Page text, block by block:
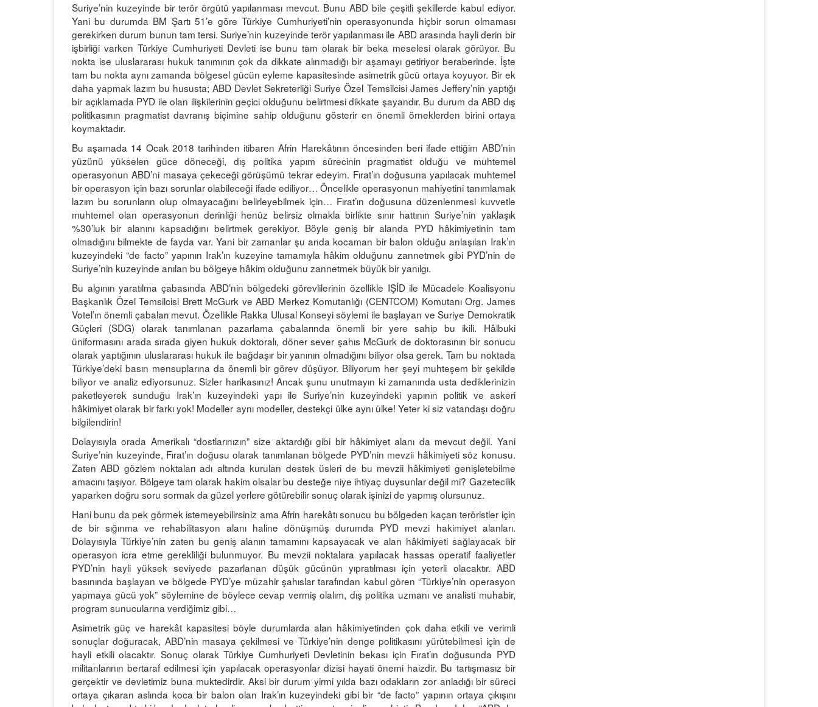
Suriye’nin kuzeyinde bir terör örgütü yapılanması mevcut. Bunu ABD bile çeşitli şekillerde kabul ediyor.
Yani bu durumda BM Şartı 51’e göre Türkiye Cumhuriyeti’nin operasyonunda hiçbir sorun olmaması
gerekirken durum bunun tam tersi. Suriye’nin kuzeyinde terör yapılanması ile ABD arasında hayli derin bir
işbirliği varken Türkiye Cumhuriyeti Devleti ise bunu tam olarak bir beka meselesi olarak görüyor. Bu
nokta ise uluslararası hukuk tanımının çok da dikkate alınmadığı bir aşamayı getiriyor beraberinde. İşte
tam bu nokta aynı zamanda bölgesel gücün eyleme kapasitesinde asimetrik gücü ortaya koyuyor. Bir ek
daha yapmak lazım bu hususta; ABD Devlet Sekreterliği Suriye Özel Temsilcisi James Jeffery’nin yaptığı
bir açıklamada PYD ile olan ilişkilerinin geçici olduğunu belirtmesi dikkate şayandır. Bu durum da ABD dış
politikasının pragmatist davranış biçimine sahip olduğunu gösterir en önemli örneklerden birini ortaya
koymaktadır.
Bu aşamada 14 Ocak 2018 tarihinden itibaren Afrin Harekâtının öncesinden beri ifade ettiğim ABD’nin
yüzünü yükselen güce döneceği, dış politika yapım sürecinin pragmatist olduğu ve muhtemel
operasyonun ABD’ni masaya çekeceği görüşümü tekrar edeyim. Fırat’ın doğusuna yapılacak muhtemel
bir operasyon için bazı sorunlar olabileceği ifade ediliyor… Öncelikle operasyonun mahiyetini tanımlamak
lazım bu sorunların olup olmayacağını belirleyebilmek için… Fırat’ın doğusuna düzenlenmesi kuvvetle
muhtemel olan operasyonun derinliği henüz belirsiz olmakla birlikte sınır hattının Suriye’nin yaklaşık
%30’luk bir alanını kapsadığını belirtmek gerekiyor. Böyle geniş bir alanda PYD hâkimiyetinin tam
olmadığını bilmekte de fayda var. Yani bir zamanlar şu anda kocaman bir balon olduğu anlaşılan Irak’ın
kuzeyindeki “de facto” yapının Irak’ın kuzeyine tamamıyla hâkim olduğunu zannetmek gibi PYD’nin de
Suriye’nin kuzeyinde anılan bu bölgeye hâkim olduğunu zannetmek büyük bir yanılgı.
Bu algının yaratılma çabasında ABD’nin bölgedeki görevlilerinin özellikle IŞİD ile Mücadele Koalisyonu
Başkanlık Özel Temsilcisi Brett McGurk ve ABD Merkez Komutanlığı (CENTCOM) Komutanı Org. James
Votel’ın önemli çabaları mevut. Özellikle Rakka Ulusal Konseyi söylemi ile başlayan ve Suriye Demokratik
Güçleri (SDG) olarak tanımlanan pazarlama çabalarında önemli bir yere sahip bu ikili. Hâlbuki
üniformasını arada sırada giyen hukuk doktoralı, döner sever şahıs McGurk de doktorasının bir sonucu
olarak yaptığının uluslararası hukuk ile bağdaşır bir yanının olmadığını biliyor olsa gerek. Tam bu noktada
Türkiye’deki basın mensuplarına da önemli bir görev düşüyor. Biliyorum her şeyi muhteşem bir şekilde
biliyor ve analiz ediyorsunuz. Sizler harikasınız! Ancak şunu unutmayın ki zamanında usta dediklerinizin
paketleyerek sunduğu Irak’ın kuzeyindeki yapı ile Suriye’nin kuzeyindeki yapının politik ve askeri
hâkimiyet olarak bir farkı yok! Modeller aynı modeller, destekçi ülke aynı ülke! Yeter ki siz vatandaşı doğru
bilgilendirin!
Dolayısıyla orada Amerikalı “dostlarınızın” size aktardığı gibi bir hâkimiyet alanı da mevcut değil. Yani
Suriye’nin kuzeyinde, Fırat’ın doğusu olarak tanımlanan bölgede PYD’nin mevzii hâkimiyeti söz konusu.
Zaten ABD gözlem noktaları adı altında kurulan destek üsleri de bu mevzii hâkimiyeti genişletebilme
amacını taşıyor. Bölgeye tam olarak hakim olsalar bu desteğe niye ihtiyaç duysunlar değil mi? Gazetecilik
yaparken doğru soru sormak da güzel yerlere götürebilir sonuç olarak işinizi de yapmış olursunuz.
Hani bunu da pek görmek istemeyebilirsiniz ama Afrin harekâtı sonucu bu bölgeden kaçan teröristler için
de bir sığınma ve rehabilitasyon alanı haline dönüşmüş durumda PYD mevzi hakimiyet alanları.
Dolayısıyla Türkiye’nin zaten bu geniş alanın tamamını kapsayacak ve alan hâkimiyeti sağlayacak bir
operasyon icra etme gerekliliği bulunmuyor. Bu mevzii noktalara yapılacak hassas operatif faaliyetler
PYD’nin hayli yüksek seviyede pazarlanan düşük gücünün yıpratılması için yeterli olacaktır. ABD
basınında başlayan ve bölgede PYD’ye müzahir şahıslar tarafından kabul gören “Türkiye’nin operasyon
yapmaya gücü yok” söylemine de böylece cevap vermiş olalım, dış politika uzmanı ve analisti muhabir,
program sunucularına verdiğimiz gibi…
Asimetrik güç ve harekât kapasitesi böyle durumlarda alan hâkimiyetinden çok daha etkili ve verimli
sonuçlar doğuracak, ABD’nin masaya çekilmesi ve Türkiye’nin denge politikasını yürütebilmesi için de
hayli etkili olacaktır. Sonuç olarak Türkiye Cumhuriyeti Devletinin bekası için Fırat’ın doğusunda PYD
militanlarının bertaraf edilmesi için yapılacak operasyonlar dizisi hayati önemi haizdir. Bu tartışmasız bir
gerçektir ve devletimiz buna muktedirdir. Aksi bir durum yirmi yılda bazı odakların zor anladığı bir süreci
ortaya çıkaran aslında koca bir balon olan Irak’ın kuzeyindeki gibi bir “de facto” yapının ortaya çıkışını